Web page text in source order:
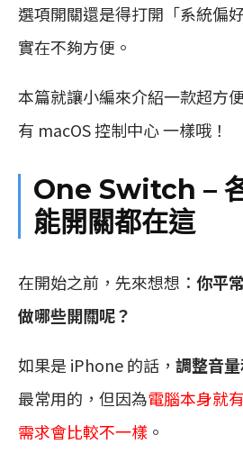
選項開關還是得打開「系統偏
實在不夠方便。
本篇就讓小編來介紹一款超方
有 macOS 控制中心 一樣哦！
One Switch –
能開關都在這
在開始之前，先來想想： 你平
做哪些開關呢？
如果是 iPhone 的話， 調整音
最常用的，但因為電腦本身就
需求會比較不一樣 。